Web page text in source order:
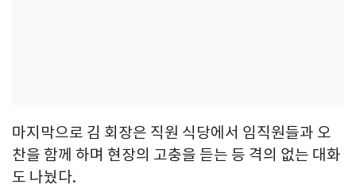
마지막으로 김 회장은 직원 식당에서 임직원들과 오
찬을 함께 하며 현장의 고충을 듣는 등 격의 없는 대화
도 나눴다.